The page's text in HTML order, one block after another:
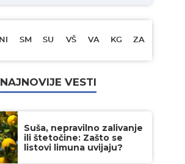
NI SM SU VŠ VA KG ZA
NAJNOVIJE VESTI
Suša, nepravilno zalivanje
ili štetočine: Zašto se
listovi limuna uvijaju?